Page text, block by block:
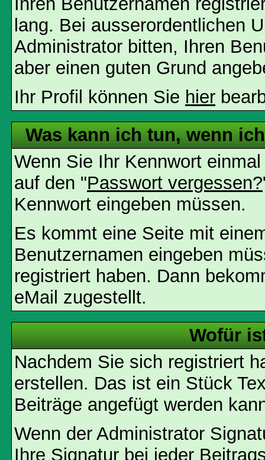
lang. Bei ausserordentlichen
Administrator bitten, Ihren
aber einen guten Grund
Ihr Profil können Sie hier
Was kann ich tun, wenn
Wenn Sie Ihr Kennwort
auf den "Passwort vergessen?
Kennwort eingeben müssen.
Es kommt eine Seite mit
Benutzernamen eingeben
registriert haben. Dann
eMail zugestellt.
Wofür
Nachdem Sie sich registriert
erstellen. Das ist ein Stück
Beiträge angefügt werden
Wenn der Administrator
Ihre Signatur bei jeder